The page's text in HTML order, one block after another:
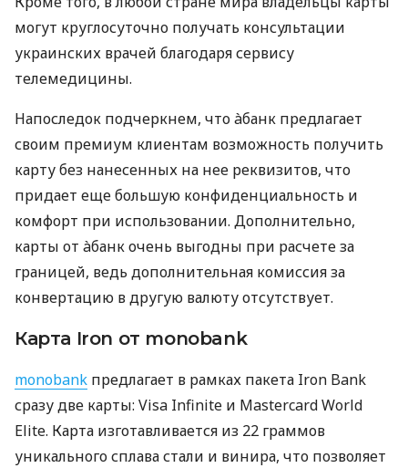
могут круглосуточно получать консультации
украинских врачей благодаря сервису
телемедицины.
Напоследок подчеркнем, что àбанк предлагает
своим премиум клиентам возможность получить
карту без нанесенных на нее реквизитов, что
придает еще большую конфиденциальность и
комфорт при использовании. Дополнительно,
карты от àбанк очень выгодны при расчете за
границей, ведь дополнительная комиссия за
конвертацию в другую валюту отсутствует.
Карта Iron от monobank
monobank предлагает в рамках пакета Iron Bank
сразу две карты: Visa Infinite и Mastercard World
Elite. Карта изготавливается из 22 граммов
уникального сплава стали и винира, что позволяет